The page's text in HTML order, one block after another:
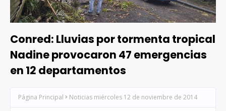
Conred: Lluvias por tormenta tropical
Nadine provocaron 47 emergencias
en 12 departamentos
Página Principal Noticias miércoles 12 de noviembre de 2014